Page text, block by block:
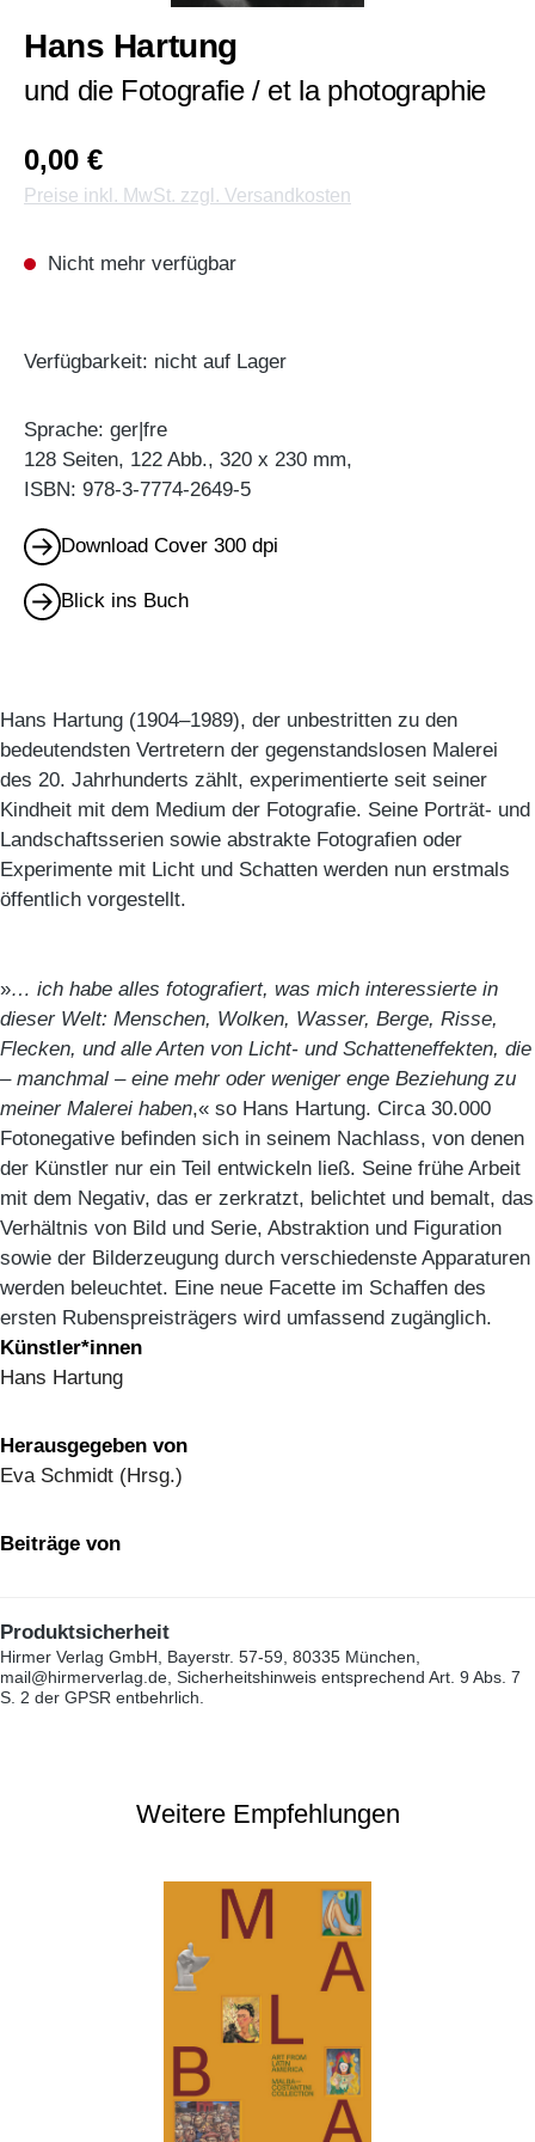
Hans Hartung
und die Fotografie / et la photographie
0,00 €
Preise inkl. MwSt. zzgl. Versandkosten
Nicht mehr verfügbar
Verfügbarkeit: nicht auf Lager
Sprache: ger|fre
128 Seiten, 122 Abb., 320 x 230 mm,
ISBN: 978-3-7774-2649-5
Download Cover 300 dpi
Blick ins Buch
Hans Hartung (1904–1989), der unbestritten zu den
bedeutendsten Vertretern der gegenstandslosen Malerei
des 20. Jahrhunderts zählt, experimentierte seit seiner
Kindheit mit dem Medium der Fotografie. Seine Porträt- und
Landschaftsserien sowie abstrakte Fotografien oder
Experimente mit Licht und Schatten werden nun erstmals
öffentlich vorgestellt.
»… ich habe alles fotografiert, was mich interessierte in
dieser Welt: Menschen, Wolken, Wasser, Berge, Risse,
Flecken, und alle Arten von Licht- und Schatteneffekten, die
– manchmal – eine mehr oder weniger enge Beziehung zu
meiner Malerei haben,« so Hans Hartung. Circa 30.000
Fotonegative befinden sich in seinem Nachlass, von denen
der Künstler nur ein Teil entwickeln ließ. Seine frühe Arbeit
mit dem Negativ, das er zerkratzt, belichtet und bemalt, das
Verhältnis von Bild und Serie, Abstraktion und Figuration
sowie der Bilderzeugung durch verschiedenste Apparaturen
werden beleuchtet. Eine neue Facette im Schaffen des
ersten Rubenspreisträgers wird umfassend zugänglich.
Künstler*innen
Hans Hartung
Herausgegeben von
Eva Schmidt (Hrsg.)
Beiträge von
Produktsicherheit
Hirmer Verlag GmbH, Bayerstr. 57-59, 80335 München,
mail@hirmerverlag.de, Sicherheitshinweis entsprechend Art. 9 Abs. 7
S. 2 der GPSR entbehrlich.
Weitere Empfehlungen